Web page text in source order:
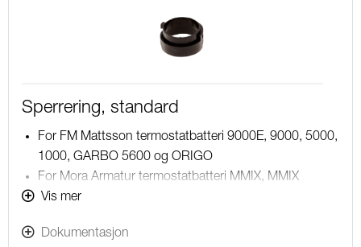
Sperrering, standard
For FM Mattsson termostatbatteri 9000E, 9000, 5000,
1000, GARBO 5600 og ORIGO
For Mora Armatur termostatbatteri MMIX, MMIX
CLINIC og MMIX SAFE
For FM Mattsson termostatbatteri for
Vis mer
Dokumentasjon